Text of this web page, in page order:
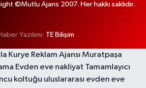
©Mutlu Ajans 2007. Her hakkı saklıdır.
Yazılımı: TE Bilişim
Kurye Reklam Ajansı Muratpaşa
Evden eve nakliyat Tamamlayıcı
koltuğu uluslararası evden eve